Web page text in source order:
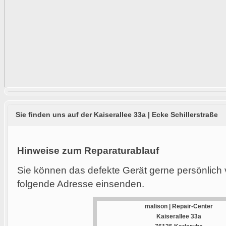
Sie finden uns auf der Kaiserallee 33a | Ecke Schillerstraße
Hinweise zum Reparaturablauf
Sie können das defekte Gerät gerne
folgende Adresse einsenden.
malison | Repair-Center
Kaiserallee 33a